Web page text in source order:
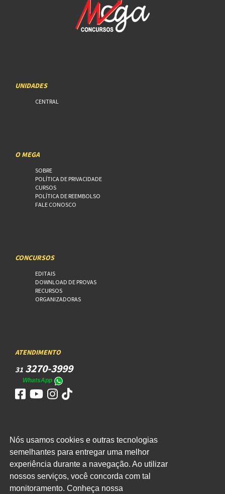
Nós usamos cookies e outras tecnologias
semelhantes para entregar uma melhor
experiência durante a navegação. Ao utilizar
nossos serviços, você concorda com tal
monitoramento. Conheça nossa
UNIDADES
CENTRAL
O MEGA
SOBRE
POLÍTICA DE PRIVACIDADE
CURSOS
POLÍTICA DE REEMBOLSO
FALE CONOSCO
CONCURSOS
EDITAIS
DOWNLOAD DE PROVAS
RECURSOS
ORGANIZADORAS
ATENDIMENTO
31 3270-3999
WhatsApp
ACESSO
WEBMAIL